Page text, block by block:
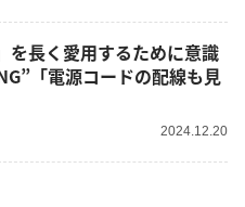
を長く愛用するために意識
「電源コードの配線も見
2024.12.20